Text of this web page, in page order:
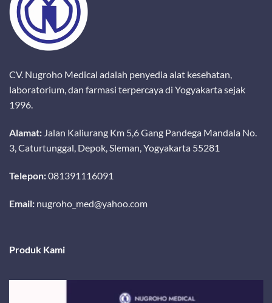
CV. Nugroho Medical adalah penyedia alat kesehatan,
laboratorium, dan farmasi terpercaya di Yogyakarta sejak
1996.
Alamat: Jalan Kaliurang Km 5,6 Gang Pandega Mandala No.
3, Caturtunggal, Depok, Sleman, Yogyakarta 55281
Telepon:081391116091
Email: nugroho_med@yahoo.com
Produk Kami